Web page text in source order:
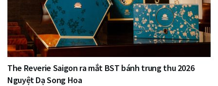
The Reverie Saigon ra mắt BST bánh trung thu 2026
Nguyệt Dạ Song Hoa